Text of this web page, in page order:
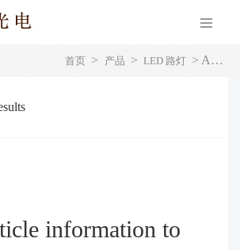
首页 > 产品 > LED 路灯 > Auto Cleaning Street Light
information to